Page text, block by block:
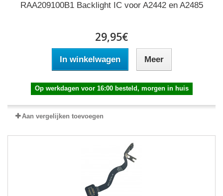
RAA209100B1 Backlight IC voor A2442 en A2485
29,95€
In winkelwagen Meer
Op werkdagen voor 16:00 besteld, morgen in huis
Aan vergelijken toevoegen